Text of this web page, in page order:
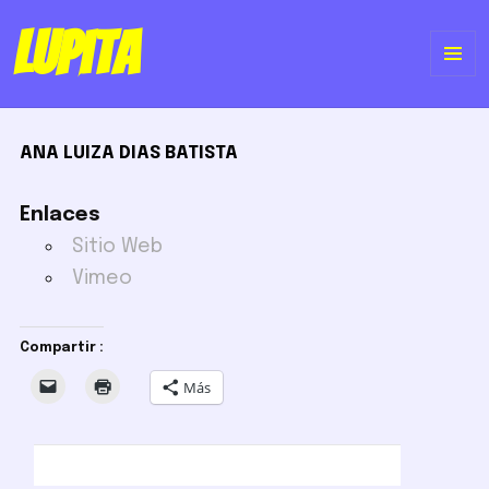
Lupita
ANA LUIZA DIAS BATISTA
Enlaces
Sitio Web
Vimeo
Compartir :
Más